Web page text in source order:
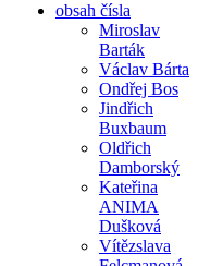
obsah čísla
Miroslav
Barták
Václav Bárta
Ondřej Bos
Jindřich
Buxbaum
Oldřich
Damborský
Kateřina
ANIMA
Dušková
Vítězslava